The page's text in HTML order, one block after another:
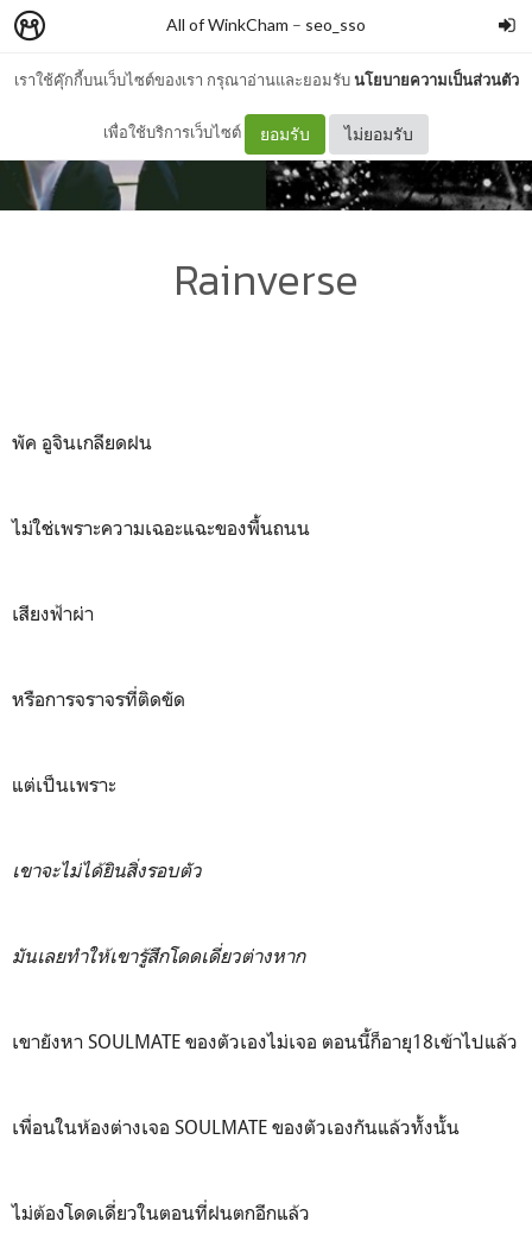
เราใช้คุ๊กกี้บนเว็บไซต์ของเรา กรุณาอ่านและยอมรับนโยบายความเป็นส่วนตัว
เพื่อใช้บริการเว็บไซต์ ยอมรับ ไม่ยอมรับ
All of WinkCham – seo_sso
Rainverse
พัค อูจินเกลียดฝน
ไม่ใช่เพราะความเฉอะแฉะของพื้นถนน
เสียงฟ้าผ่า
หรือการจราจรที่ติดขัด
แต่เป็นเพราะ
เขาจะไม่ได้ยินสิ่งรอบตัว
มันเลยทำให้เขารู้สึกโดดเดี่ยวต่างหาก
เขายังหา SOULMATE ของตัวเองไม่เจอ ตอนนี้ก็อายุ18เข้าไปแล้ว
เพื่อนในห้องต่างเจอ SOULMATE ของตัวเองกันแล้วทั้งนั้น
ไม่ต้องโดดเดี่ยวในตอนที่ฝนตกอีกแล้ว